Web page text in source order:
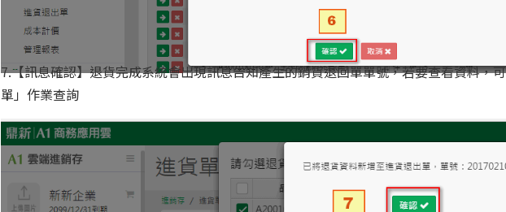
7.【訊息確認】退貨完成系統會出現訊息告知產生的銷貨退回單單號，若要查看資料，
單」作業查詢